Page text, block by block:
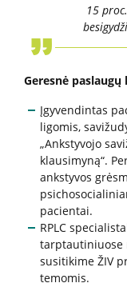
Duomenys
Duomenų
Atviri
Veikla
RPLC nuostatai
Veiklos sritys
Teisinė
RPLC vidaus
pacientams)
15
Geresnė
Įgyvendintas
ligomis,
„Ankstyvojo
klausimyną“.
ankstyvos
pacientai.
RPLC
tarptautiniuose
susitikime ŽIV
temomis.